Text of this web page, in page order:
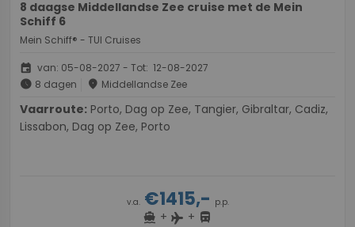
8 daagse Middellandse Zee cruise met de Mein
Schiff 6
Mein Schiff® - TUI Cruises
event van: 05-08-2027 - Tot: 12-08-2027
schedule 8 dagen place Middellandse Zee
Vaarroute:
Lissabon, Dag op Zee, Porto
v.a.€1415,- p.p.
directions_boat + flight + directions_bus